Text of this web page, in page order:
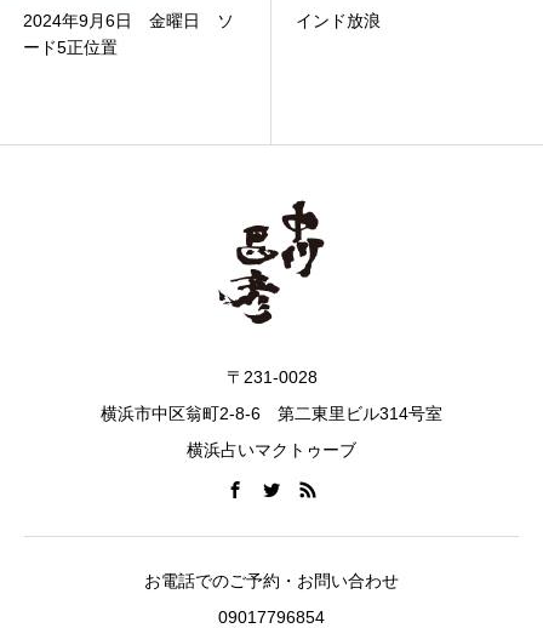
金曜日 ソ インド放浪
〒231-0028
横浜市中区翁町2-8-6 第二東里ビル314号室
横浜占いマクトゥーブ
お電話でのご予約・お問い合わせ
09017796854